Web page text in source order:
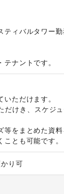
ィバルタワー勤
ナントです。
ただけます。
けき、スケジ
をまとめた資料
とも可能です。
り可